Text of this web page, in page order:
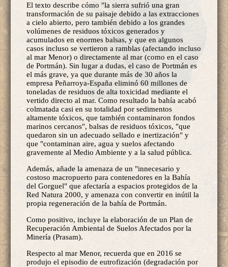
El texto describe cómo "la sierra sufrió una gran
transformación de su paisaje debido a las extracciones
a cielo abierto, pero también debido a los grandes
volúmenes de residuos tóxicos generados y
acumulados en enormes balsas, y que en algunos
casos incluso se vertieron a ramblas (afectando incluso
al mar Menor) o directamente al mar (como en el caso
de Portmán). Sin lugar a dudas, el caso de Portmán es
el más grave, ya que durante más de 30 años la
empresa Peñarroya-España eliminó 60 millones de
toneladas de residuos de alta toxicidad mediante el
vertido directo al mar. Como resultado la bahía acabó
colmatada casi en su totalidad por sedimentos
altamente tóxicos, que también contaminaron fondos
marinos cercanos", balsas de residuos tóxicos, "que
quedaron sin un adecuado sellado e inertización" y
que "contaminan aire, agua y suelos afectando
gravemente al Medio Ambiente y a la salud pública.
Además, añade la amenaza de un "innecesario y
costoso macropuerto para contenedores en la Bahía
del Gorguel" que afectaría a espacios protegidos de la
Red Natura 2000, y amenaza con convertir en inútil la
propia regeneración de la bahía de Portmán.
Como positivo, incluye la elaboración de un Plan de
Recuperación Ambiental de Suelos Afectados por la
Minería (Prasam).
Respecto al mar Menor, recuerda que en 2016 se
produjo el episodio de eutrofización (degradación por